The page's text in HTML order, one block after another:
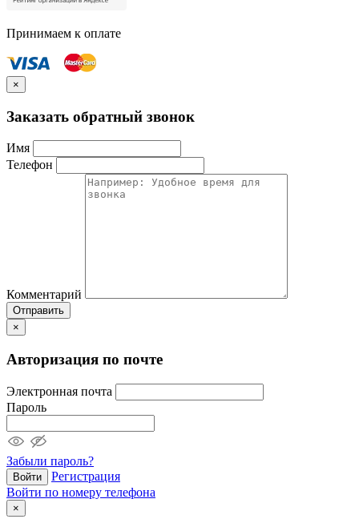
Принимаем к оплате
×
Заказать обратный звонок
Имя
Телефон
Комментарий
Отправить
×
Авторизация по почте
Электронная почта
Пароль
Забыли пароль?
Войти
Регистрация
Войти по номеру телефона
×